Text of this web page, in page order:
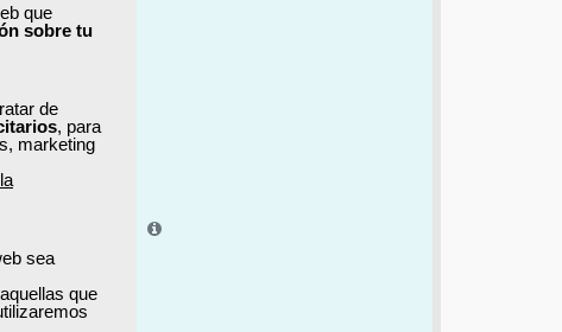
que
sobre tu
de
, para
marketing
sea
que
el aprendizaje.